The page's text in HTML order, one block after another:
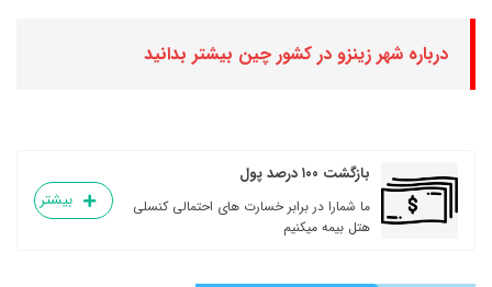
درباره شهر زینزو در کشور چین بیشتر بدانید
بازگشت ۱۰۰ درصد پول
ما شمارا در برابر خسارت های احتمالی کنسلی
هتل بیمه میکنیم
بیشتر